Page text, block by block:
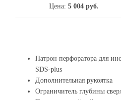
Цена: 5 004 руб.
Патрон перфоратора для
SDS-plus
Дополнительная рукоятка
Ограничитель глубины